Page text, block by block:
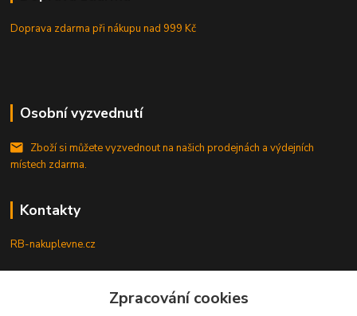
Doprava zdarma při nákupunad 999 Kč
Osobní vyzvednutí
Zboží si můžete vyzvednout na našich prodejnách a výdejních
místech zdarma.
Kontakty
RB-nakuplevne.cz
+420 222722421Zpracování cookies